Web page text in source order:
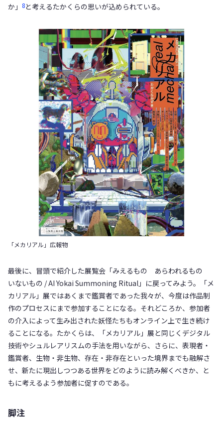
か」 8と考えるたかくらの思いが込められている。
「メカリアル」広報物
最後に、冒頭で紹介した展覧会「みえるもの あらわれるもの
いないもの / AI Yokai Summoning Ritual」に戻ってみよう。「メ
カリアル」展ではあくまで鑑賞者であった我々が、今度は作品制
作のプロセスにまで参加することになる。それどころか、参加者
の介入によって生み出された妖怪たちもオンライン上で生き続け
ることになる。たかくらは、「メカリアル」展と同じくデジタル
技術やシュルレアリスムの手法を用いながら、さらに、表現者・
鑑賞者、生物・非生物、存在・非存在といった境界までも融解さ
せ、新たに現出しつつある世界をどのように読み解くべきか、と
もに考えるよう参加者に促すのである。
脚注